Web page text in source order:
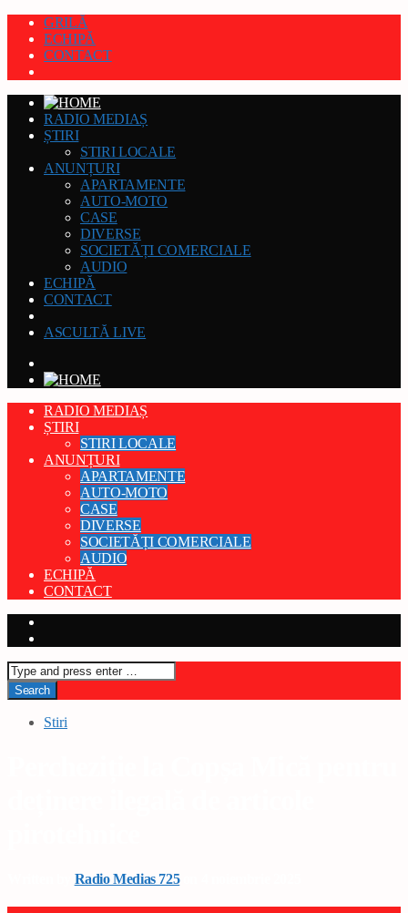
GRILĂ
ECHIPĂ
CONTACT
RADIO MEDIAȘ
ȘTIRI
STIRI LOCALE
ANUNȚURI
APARTAMENTE
AUTO-MOTO
CASE
DIVERSE
SOCIETĂȚI COMERCIALE
AUDIO
ECHIPĂ
CONTACT
ASCULTĂ LIVE
RADIO MEDIAȘ
ȘTIRI
STIRI LOCALE
ANUNȚURI
APARTAMENTE
AUTO-MOTO
CASE
DIVERSE
SOCIETĂȚI COMERCIALE
AUDIO
ECHIPĂ
CONTACT
Stiri
Radio Medias 725on 4 noiembrie 2025